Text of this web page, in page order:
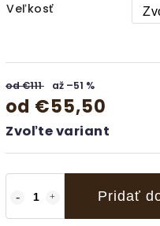
Veľkosť
od €111 až –51 %
od €55,50
Zvoľte variant
Pridať